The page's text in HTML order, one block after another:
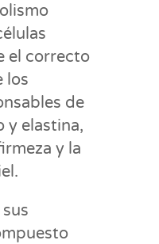
el correcto
los
de
y elastina,
y la